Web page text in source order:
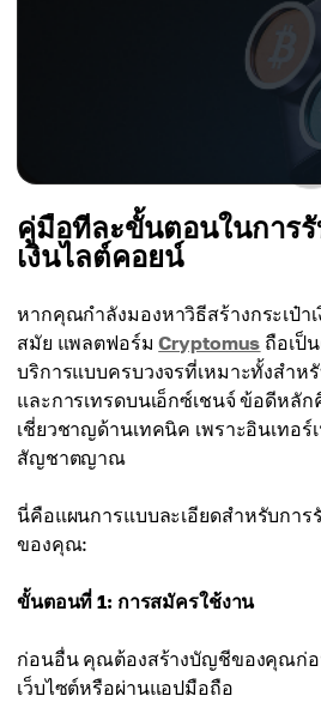
คู่มือทีละขั้นตอนในการรั
เงินไลต์คอยน์
หากคุณกำลังมองหาวิธีสร้างกระเป๋า
สมัย แพลตฟอร์มCryptomus ถือเป็
บริการแบบครบวงจรที่เหมาะทั้งสำห
และการเทรดบนเอ็กซ์เชนจ์ ข้อดีหลั
เชี่ยวชาญด้านเทคนิค เพราะอินเทอร์
สัญชาตญาณ
นี่คือแผนการแบบละเอียดสำหรับกา
ของคุณ:
ขั้นตอนที่ 1: การสมัครใช้งาน
ก่อนอื่น คุณต้องสร้างบัญชีของคุณก่
เว็บไซต์หรือผ่านแอปมือถือ